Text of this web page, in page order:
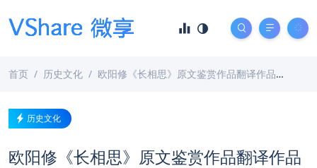
首页 历史文化 欧阳修《长相思》原文鉴赏作品翻译作品赏析创作背景介绍
历史文化
欧阳修《长相思》原文鉴赏作品翻译作品